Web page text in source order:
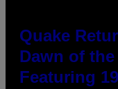
Quake
Dawn of
Featuring